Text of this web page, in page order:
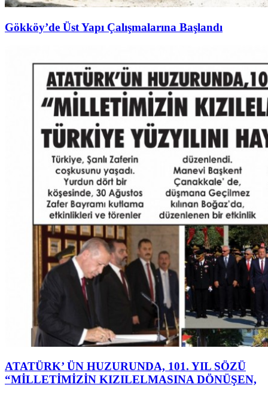
Gökköy’de Üst Yapı Çalışmalarına Başlandı
ATATÜRK’ ÜN HUZURUNDA, 101. YIL SÖZÜ
“MİLLETİMİZİN KIZILELMASINA DÖNÜŞEN,